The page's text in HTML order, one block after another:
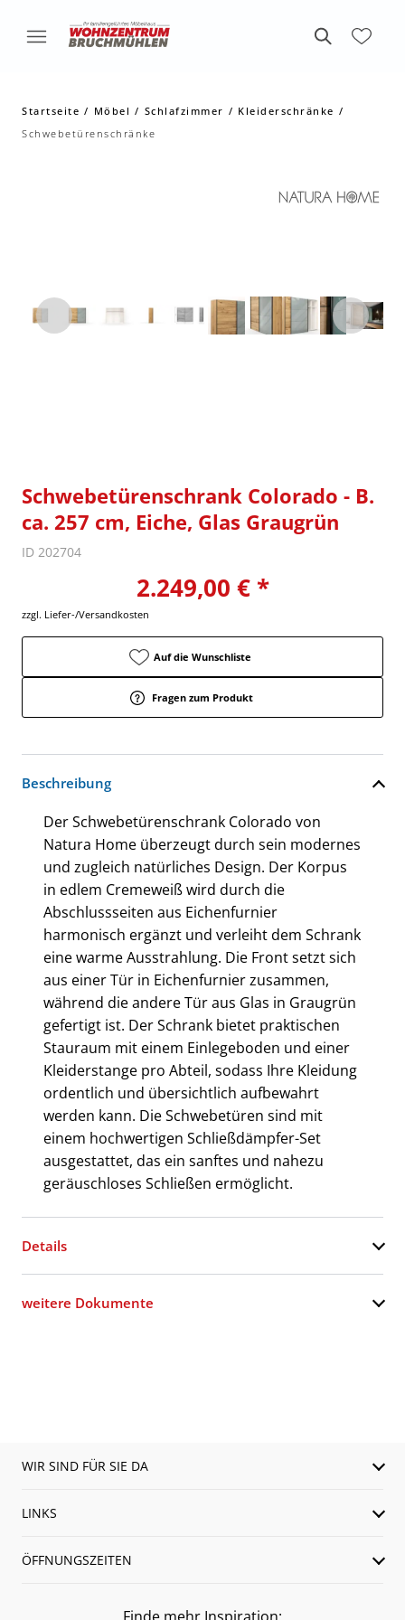
Startseite Möbel Schlafzimmer
Kleiderschränke
Schwebetürenschränke
Schwebetürenschrank Colorado - B.
ca. 257 cm, Eiche, Glas Graugrün
ID 202704
2.249,00 € *
zzgl. Liefer-/Versandkosten
Auf die Wunschliste
Fragen zum Produkt
Beschreibung
Der Schwebetürenschrank Colorado von
Natura Home überzeugt durch sein modernes
und zugleich natürliches Design. Der Korpus
in edlem Cremeweiß wird durch die
Abschlussseiten aus Eichenfurnier
harmonisch ergänzt und verleiht dem Schrank
eine warme Ausstrahlung. Die Front setzt sich
aus einer Tür in Eichenfurnier zusammen,
während die andere Tür aus Glas in Graugrün
gefertigt ist. Der Schrank bietet praktischen
Stauraum mit einem Einlegeboden und einer
Kleiderstange pro Abteil, sodass Ihre Kleidung
ordentlich und übersichtlich aufbewahrt
werden kann. Die Schwebetüren sind mit
einem hochwertigen Schließdämpfer-Set
ausgestattet, das ein sanftes und nahezu
geräuschloses Schließen ermöglicht.
Details
weitere Dokumente
WIR SIND FÜR SIE DA
LINKS
ÖFFNUNGSZEITEN